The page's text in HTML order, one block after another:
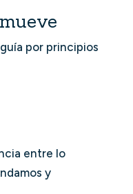
por principios
entre lo
y